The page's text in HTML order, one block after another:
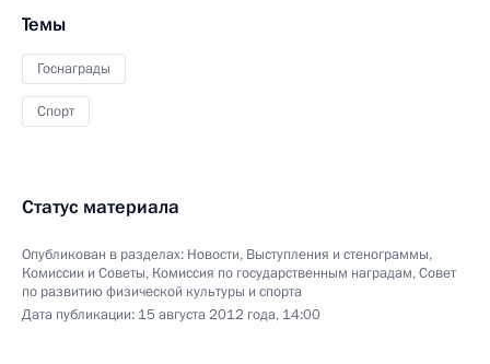
Темы
Госнаграды
Спорт
Статус материала
Опубликован в разделах: Новости, Выступления и стенограммы,
Комиссии и Советы, Комиссия по государственным наградам,Совет
по развитию физической культуры и спорта
Дата публикации: 15 августа 2012 года, 14:00